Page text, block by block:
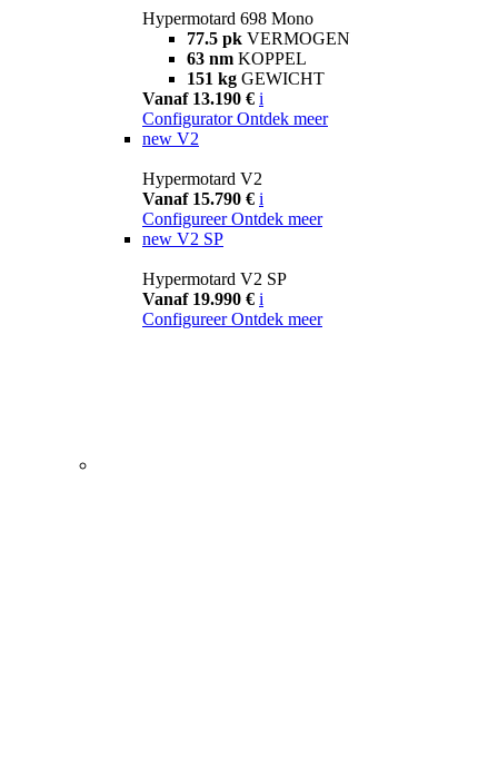
Hypermotard 698 Mono
77.5 pk VERMOGEN
63 nm KOPPEL
151 kg GEWICHT
Vanaf 13.190 € i
Configurator Ontdek meer
new V2
Hypermotard V2
Vanaf 15.790 € i
Configureer Ontdek meer
new V2 SP
Hypermotard V2 SP
Vanaf 19.990 € i
Configureer Ontdek meer